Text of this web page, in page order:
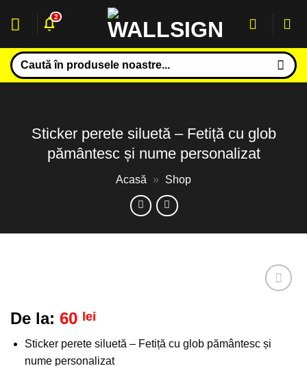
2
Caută
după:
Sticker perete siluetă – Fetiță cu glob
pământesc și nume personalizat
Acasă » Shop
De la: 60 lei
Sticker perete siluetă – Fetiță cu glob pământesc și
nume personalizat